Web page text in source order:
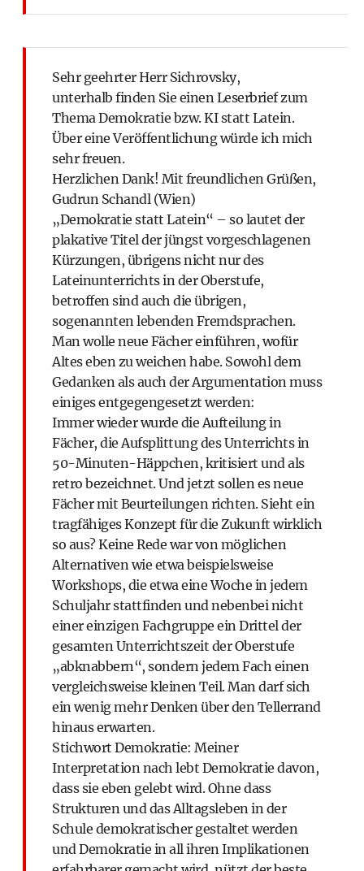
Sehr geehrter Herr Sichrovsky,
unterhalb finden Sie einen Leserbrief zum
Thema Demokratie bzw. KI statt Latein.
Über eine Veröffentlichung würde ich mich
sehr freuen.
Herzlichen Dank! Mit freundlichen Grüßen,
Gudrun Schandl (Wien)
„Demokratie statt Latein“ – so lautet der
plakative Titel der jüngst vorgeschlagenen
Kürzungen, übrigens nicht nur des
Lateinunterrichts in der Oberstufe,
betroffen sind auch die übrigen,
sogenannten lebenden Fremdsprachen.
Man wolle neue Fächer einführen, wofür
Altes eben zu weichen habe. Sowohl dem
Gedanken als auch der Argumentation muss
einiges entgegengesetzt werden:
Immer wieder wurde die Aufteilung in
Fächer, die Aufsplittung des Unterrichts in
50-Minuten-Häppchen, kritisiert und als
retro bezeichnet. Und jetzt sollen es neue
Fächer mit Beurteilungen richten. Sieht ein
tragfähiges Konzept für die Zukunft wirklich
so aus? Keine Rede war von möglichen
Alternativen wie etwa beispielsweise
Workshops, die etwa eine Woche in jedem
Schuljahr stattfinden und nebenbei nicht
einer einzigen Fachgruppe ein Drittel der
gesamten Unterrichtszeit der Oberstufe
„abknabbern“, sondern jedem Fach einen
vergleichsweise kleinen Teil. Man darf sich
ein wenig mehr Denken über den Tellerrand
hinaus erwarten.
Stichwort Demokratie: Meiner
Interpretation nach lebt Demokratie davon,
dass sie eben gelebt wird. Ohne dass
Strukturen und das Alltagsleben in der
Schule demokratischer gestaltet werden
und Demokratie in all ihren Implikationen